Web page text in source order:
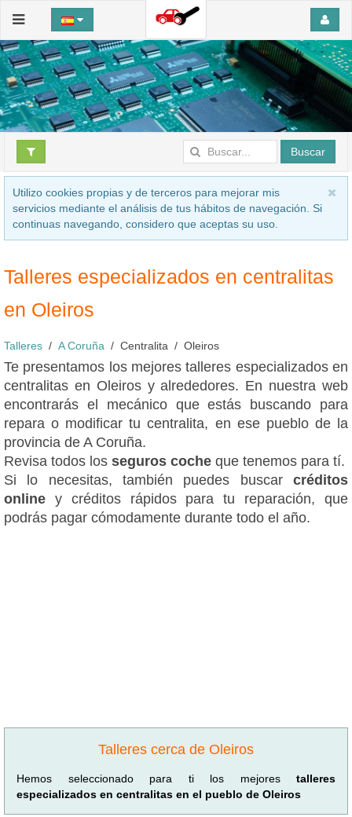
Buscar
Utilizo cookies propias y de terceros para mejorar mis
servicios mediante el análisis de tus hábitos de navegación. Si
continuas navegando, considero que aceptas su uso.
Talleres especializados en centralitas
en Oleiros
Talleres A Coruña Centralita Oleiros
Te presentamos los mejores talleres especializados en
centralitas en Oleiros y alrededores. En nuestra web
encontrarás el mecánico que estás buscando para
repara o modificar tu centralita, en ese pueblo de la
provincia de A Coruña.
Revisa todos los seguros coche que tenemos para tí.
Si lo necesitas, también puedes buscar créditos
online y créditos rápidos para tu reparación, que
podrás pagar cómodamente durante todo el año.
Talleres cerca de Oleiros
Hemos seleccionado para ti los mejores talleres
especializados en centralitas en el pueblo de Oleiros